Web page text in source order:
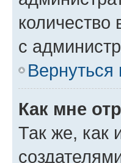
с
Вернуться
Как мне
Так же, как